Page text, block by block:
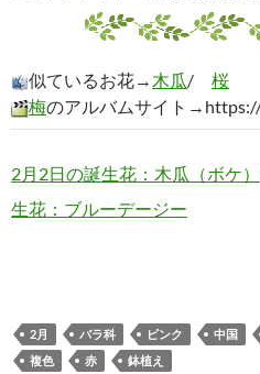
似ているお花→ 木瓜/ 桜
梅のアルバムサイト
2月2日の誕生花：木瓜（ボケ）
生花：ブルーデージー
2月 バラ科 ピンク 中国
複色
赤 鉢植え